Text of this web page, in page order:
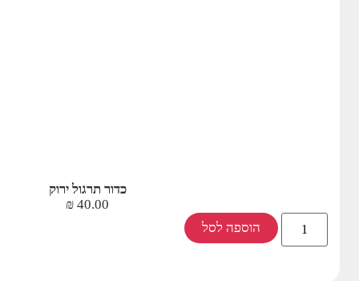
כדור תרגול ירוק
40.00
₪
הוספה לסל